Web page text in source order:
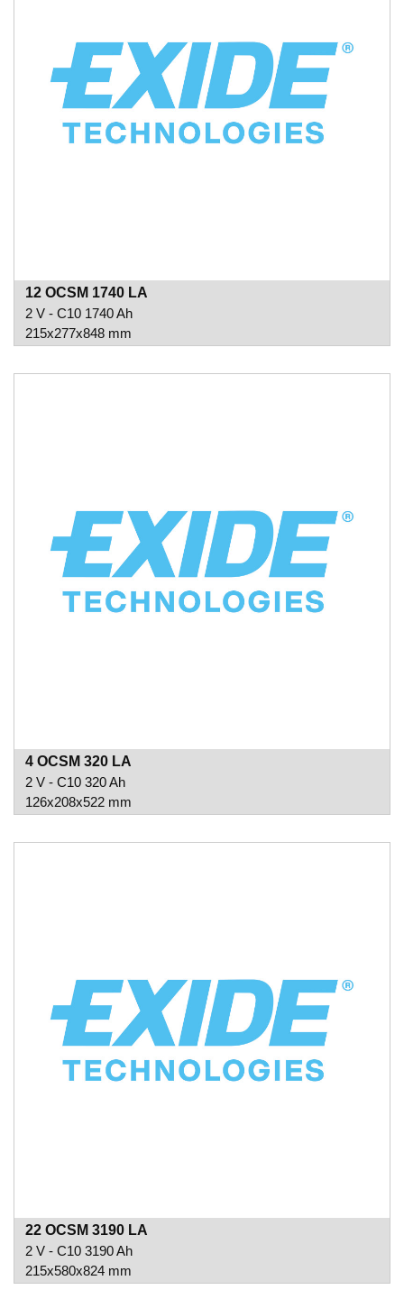
12 OCSM 1740 LA
2 V - C10 1740 Ah
215x277x848 mm
4 OCSM 320 LA
2 V - C10 320 Ah
126x208x522 mm
22 OCSM 3190 LA
2 V - C10 3190 Ah
215x580x824 mm